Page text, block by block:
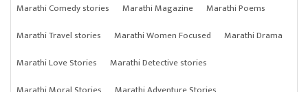
Marathi Comedy stories
Marathi Magazine
Marathi Poems
Marathi Travel stories
Marathi Women Focused
Marathi Drama
Marathi Love Stories
Marathi Detective stories